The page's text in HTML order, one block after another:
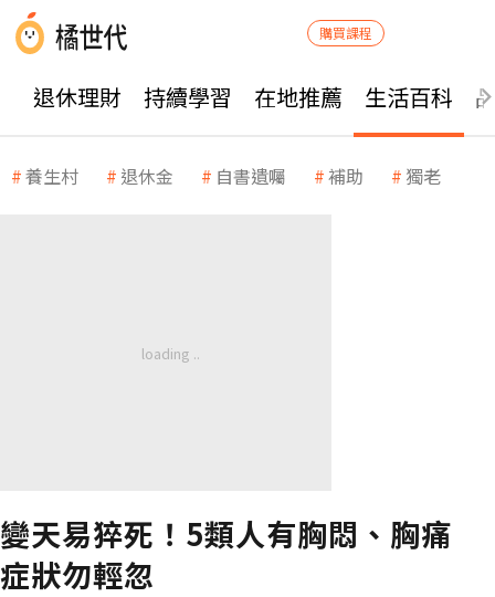
購買課程
退休理財 持續學習 在地推薦 生活百科
養生村 退休金 自書遺囑 補助 獨老
變天易猝死！5類人有胸悶、胸痛
症狀勿輕忽